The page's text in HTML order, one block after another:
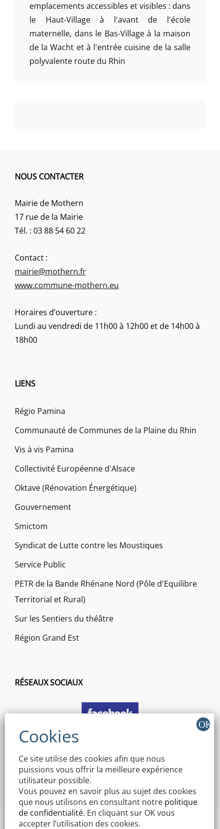
emplacements accessibles et visibles : dans
le Haut-Village à l'avant de l'école
maternelle, dans le Bas-Village à la maison
de la Wacht et à l'entrée cuisine de la salle
polyvalente route du Rhin
NOUS CONTACTER
Mairie de Mothern
17 rue de la Mairie
Tél. : 03 88 54 60 22
Contact :
mairie@mothern.fr
www.commune-mothern.eu
Horaires d’ouverture :
Lundi au vendredi de 11h00 à 12h00 et de 14h00 à
18h00
LIENS
Régio Pamina
Communauté de Communes de la Plaine du Rhin
Vis à vis Pamina
Collectivité Européenne d'Alsace
Oktave (Rénovation Énergétique)
Gouvernement
Smictom
Syndicat de Lutte contre les Moustiques
Service Public
PETR de la Bande Rhénane Nord (Pôle d'Equilibre
Territorial et Rural)
Sur les Sentiers du théâtre
Région Grand Est
RÉSEAUX SOCIAUX
Ce site utilise des cookies afin que nous
puissions vous offrir la meilleure expérience
utilisateur possible.
Vous pouvez en savoir plus au sujet des cookies
que nous utilisons en consultant notre politique
de confidentialité. En cliquant sur OK vous
accepter l’utilisation des cookies.